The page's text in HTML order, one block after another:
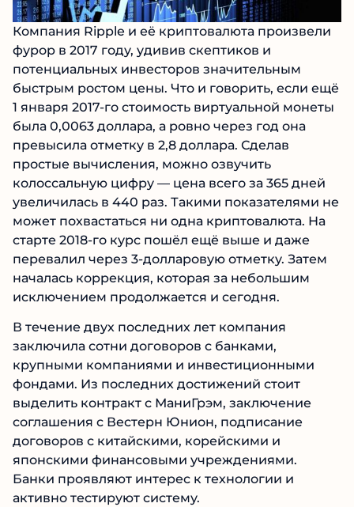
Компания Ripple и её криптовалюта произвели
фурор в 2017 году, удивив скептиков и
потенциальных инвесторов значительным
быстрым ростом цены. Что и говорить, если ещё
1 января 2017-го стоимость виртуальной монеты
была 0,0063 доллара, а ровно через год она
превысила отметку в 2,8 доллара. Сделав
простые вычисления, можно озвучить
колоссальную цифру — цена всего за 365 дней
увеличилась в 440 раз. Такими показателями не
может похвастаться ни одна криптовалюта. На
старте 2018-го курс пошёл ещё выше и даже
перевалил через 3-долларовую отметку. Затем
началась коррекция, которая за небольшим
исключением продолжается и сегодня.
В течение двух последних лет компания
заключила сотни договоров с банками,
крупными компаниями и инвестиционными
фондами. Из последних достижений стоит
выделить контракт с МаниГрэм, заключение
соглашения с Вестерн Юнион, подписание
договоров с китайскими, корейскими и
японскими финансовыми учреждениями.
Банки проявляют интерес к технологии и
активно тестируют систему.